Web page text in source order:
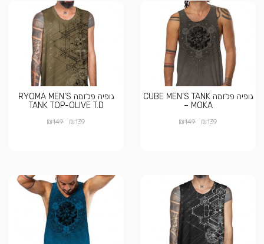
גופיה פלזמה CUBE MEN’S TANK
– MOKA
₪139
₪149
גופיה פלזמה RYOMA MEN’S
TANK TOP-OLIVE T.D
₪139
₪149